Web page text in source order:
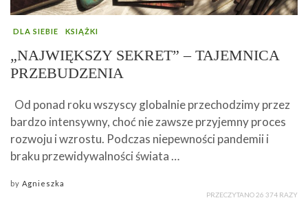
DLA SIEBIE KSIĄŻKI
„NAJWIĘKSZY SEKRET” – TAJEMNICA
PRZEBUDZENIA
Od ponad roku wszyscy globalnie przechodzimy przez
bardzo intensywny, choć nie zawsze przyjemny proces
rozwoju i wzrostu. Podczas niepewności pandemii i
braku przewidywalności świata …
by Agnieszka
PRZECZYTANO 26 374 RAZY